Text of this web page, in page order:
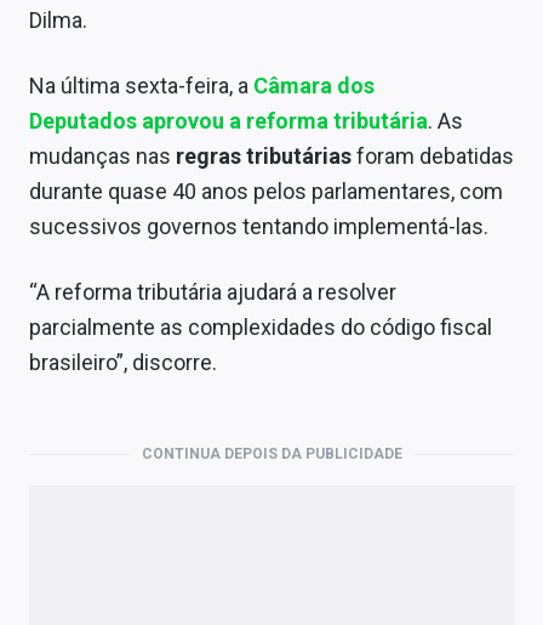
Dilma.
Na última sexta-feira, a Câmara dos
Deputados aprovou a reforma tributária. As
mudanças nas regras tributáriasforam debatidas
durante quase 40 anos pelos parlamentares, com
sucessivos governos tentando implementá-las.
“A reforma tributária ajudará a resolver
parcialmente as complexidades do código fiscal
brasileiro”, discorre.
CONTINUA DEPOIS DA PUBLICIDADE